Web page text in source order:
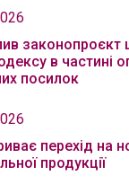
в частині
посилок
перехід на
продукції